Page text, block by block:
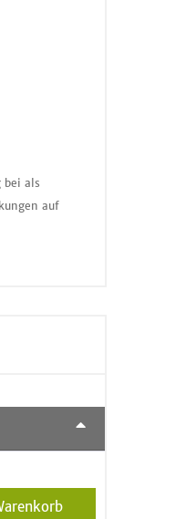
bei als
auf